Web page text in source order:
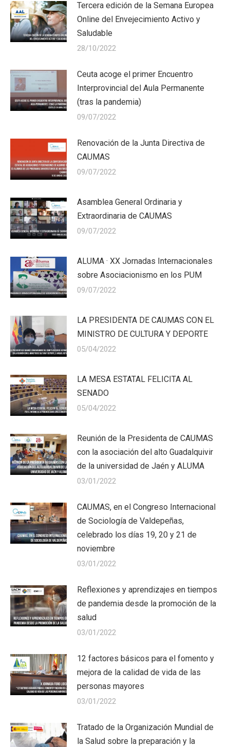
Tercera edición de la Semana Europea
Online del Envejecimiento Activo y
Saludable
28/10/2022
Ceuta acoge el primer Encuentro
Interprovincial del Aula Permanente
(tras la pandemia)
09/07/2022
Renovación de la Junta Directiva de
CAUMAS
09/07/2022
Asamblea General Ordinaria y
Extraordinaria de CAUMAS
09/07/2022
ALUMA · XX Jornadas Internacionales
sobre Asociacionismo en los PUM
09/07/2022
LA PRESIDENTA DE CAUMAS CON EL
MINISTRO DE CULTURA Y DEPORTE
05/04/2022
LA MESA ESTATAL FELICITA AL
SENADO
05/04/2022
Reunión de la Presidenta de CAUMAS
con la asociación del alto Guadalquivir
de la universidad de Jaén y ALUMA
03/01/2022
CAUMAS, en el Congreso Internacional
de Sociología de Valdepeñas,
celebrado los días 19, 20 y 21 de
noviembre
03/01/2022
Reflexiones y aprendizajes en tiempos
de pandemia desde la promoción de la
salud
03/01/2022
12 factores básicos para el fomento y
mejora de la calidad de vida de las
personas mayores
03/01/2022
Tratado de la Organización Mundial de
la Salud sobre la preparación y la